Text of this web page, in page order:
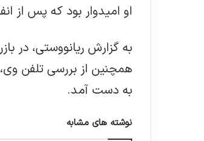
او امیدوار بود که پس از
به گزارش ریانووستی،
همچنین از بررسی تلفن
به دست آمد.
نوشته های مشابه